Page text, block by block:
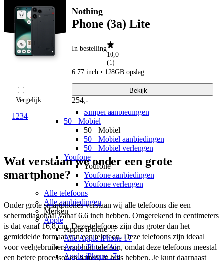
Simyo
Simyo aanbiedingen
Budget Thuis
Budget Thuis
Budget Thuis aanbiedingen
Lebara aanbiedingen
Lebara verlengen
Simpel
Simpel
Simpel aanbiedingen
50+ Mobiel
50+ Mobiel
50+ Mobiel aanbiedingen
50+ Mobiel verlengen
Youfone
Youfone
Youfone aanbiedingen
Youfone verlengen
Alle telefoons
Alle aanbiedingen
Merken
Apple
Apple iPhone 17
Alle Apple iPhone 17
Apple iPhone Air
Apple iPhone 17e
Nothing
Phone (3a) Lite
In bestelling
10,0
(1)
6.77 inch • 128GB opslag
Vergelijk 254,-
Bekijk
1 234
Wat verstaan we onder een grote
smartphone?
Onder grote smartphones verstaan wij alle telefoons die een
schermdiagonaal vanaf 6.6 inch hebben. Omgerekend in centimeters
is dat vanaf 16,8 cm. Deze telefoons zijn dus groter dan het
gemiddelde formaat van een telefoon. Deze telefoons zijn ideaal
voor veelgebruikers van hun telefoon, omdat deze telefoons meestal
een betere processor en batterij in huis hebben. Je kunt daarnaast